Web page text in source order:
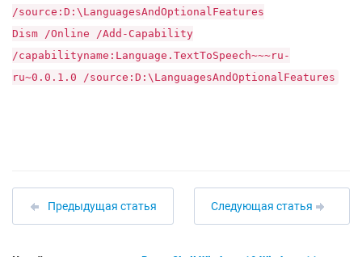
/source:D:\LanguagesAndOptionalFeatures
Dism /Online /Add-Capability
/capabilityname:Language.TextToSpeech~~~ru-
ru~0.0.1.0 /source:D:\LanguagesAndOptionalFeatures
Предыдущая статья Следующая статья